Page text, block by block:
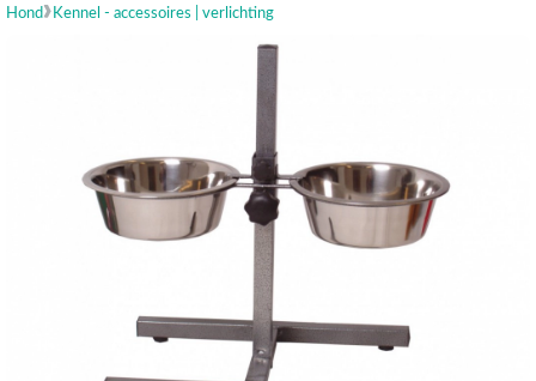
Hond Kennel - accessoires | verlichting